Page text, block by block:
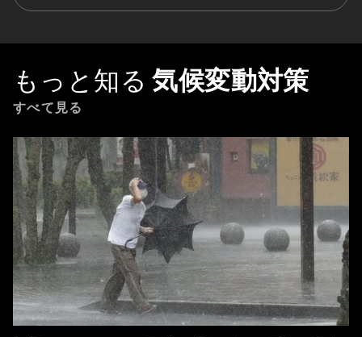
もっと知る 気候変動対策
すべて見る